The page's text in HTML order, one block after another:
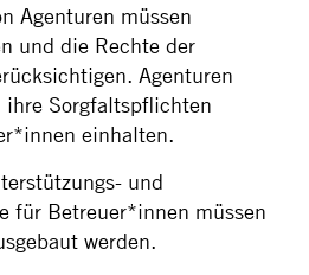
Agenturen müssen
und die Rechte der
Agenturen
ihre Sorgfaltspflichten
einhalten.
und
für Betreuer*innen müssen
werden.